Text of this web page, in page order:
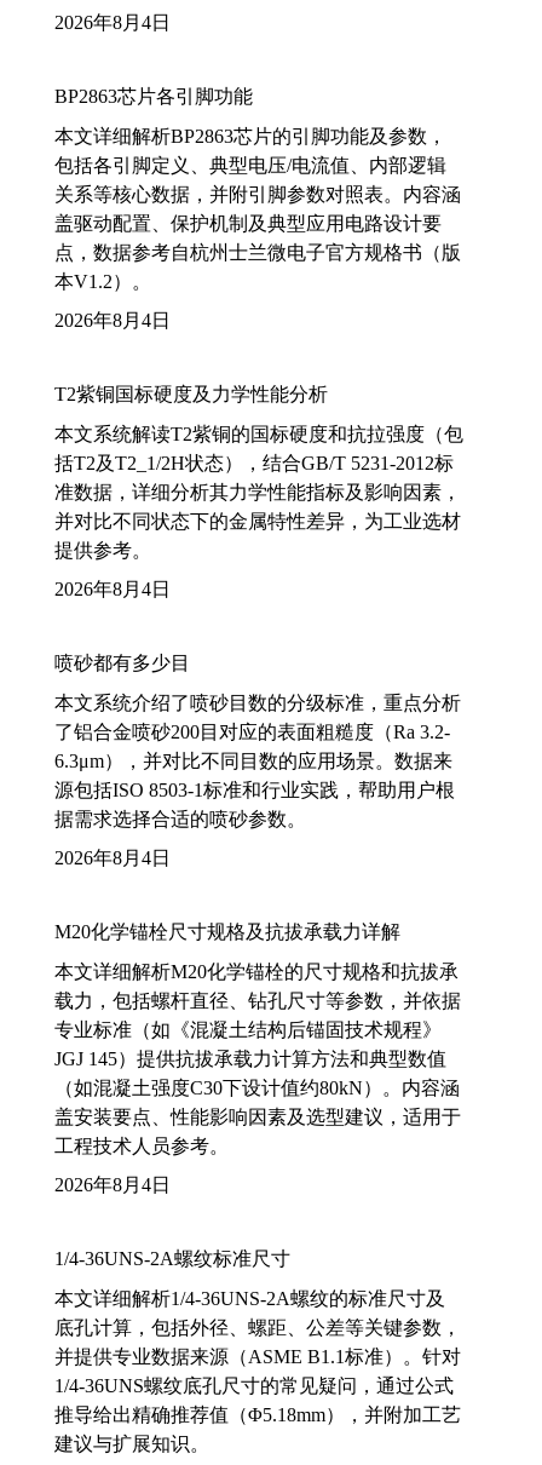
2026年8月4日
BP2863芯片各引脚功能
本文详细解析BP2863芯片的引脚功能及参数，
包括各引脚定义、典型电压/电流值、内部逻辑
关系等核心数据，并附引脚参数对照表。内容涵
盖驱动配置、保护机制及典型应用电路设计要
点，数据参考自杭州士兰微电子官方规格书（版
本V1.2）。
2026年8月4日
T2紫铜国标硬度及力学性能分析
本文系统解读T2紫铜的国标硬度和抗拉强度（包
括T2及T2_1/2H状态），结合GB/T 5231-2012标
准数据，详细分析其力学性能指标及影响因素，
并对比不同状态下的金属特性差异，为工业选材
提供参考。
2026年8月4日
喷砂都有多少目
本文系统介绍了喷砂目数的分级标准，重点分析
了铝合金喷砂200目对应的表面粗糙度（Ra 3.2-
6.3μm），并对比不同目数的应用场景。数据来
源包括ISO 8503-1标准和行业实践，帮助用户根
据需求选择合适的喷砂参数。
2026年8月4日
M20化学锚栓尺寸规格及抗拔承载力详解
本文详细解析M20化学锚栓的尺寸规格和抗拔承
载力，包括螺杆直径、钻孔尺寸等参数，并依据
专业标准（如《混凝土结构后锚固技术规程》
JGJ 145）提供抗拔承载力计算方法和典型数值
（如混凝土强度C30下设计值约80kN）。内容涵
盖安装要点、性能影响因素及选型建议，适用于
工程技术人员参考。
2026年8月4日
1/4-36UNS-2A螺纹标准尺寸
本文详细解析1/4-36UNS-2A螺纹的标准尺寸及
底孔计算，包括外径、螺距、公差等关键参数，
并提供专业数据来源（ASME B1.1标准）。针对
1/4-36UNS螺纹底孔尺寸的常见疑问，通过公式
推导给出精确推荐值（Φ5.18mm），并附加工艺
建议与扩展知识。